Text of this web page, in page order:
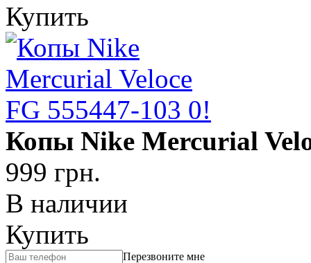
Купить
Копы Nike Mercurial
999 грн.
В наличии
Купить
Перезвоните мне